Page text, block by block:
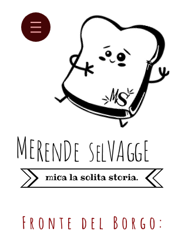
MeRenDe selVAggE
Fronte del Borgo: